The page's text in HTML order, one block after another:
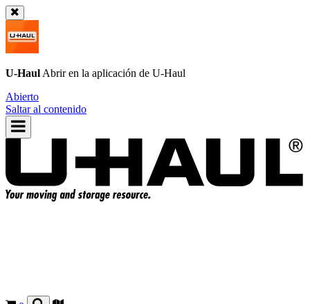
U-Haul Abrir en la aplicación de U-Haul
Abierto
Saltar al contenido